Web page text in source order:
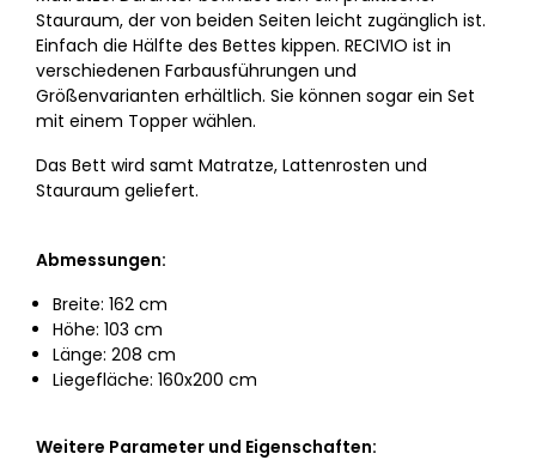
Stauraum, der von beiden Seiten leicht zugänglich ist.
Einfach die Hälfte des Bettes kippen. RECIVIO ist in
verschiedenen Farbausführungen und
Größenvarianten erhältlich. Sie können sogar ein Set
mit einem Topper wählen.
Das Bett wird samt Matratze, Lattenrosten und
Stauraum geliefert.
Abmessungen:
Breite: 162 cm
Höhe: 103 cm
Länge: 208 cm
Liegefläche: 160x200 cm
Weitere Parameter und Eigenschaften: